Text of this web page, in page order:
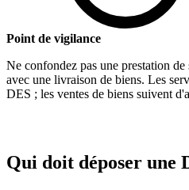
Point de vigilance
Ne confondez pas une prestation
avec une livraison de biens. Les
DES ; les ventes de biens suivent
Qui doit déposer une